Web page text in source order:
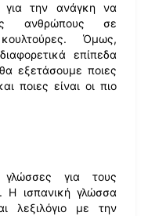
για την ανάγκη να
ανθρώπους σε
Όμως,
επίπεδα
εξετάσουμε ποιες
ποιες είναι οι πιο
για τους
Η ισπανική γλώσσα
λεξιλόγιο με την